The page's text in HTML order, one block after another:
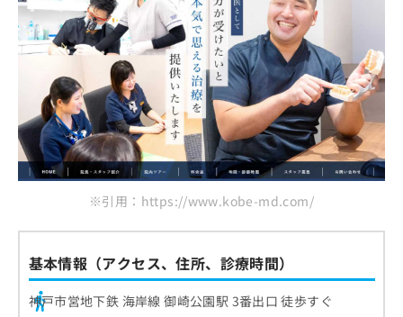
※引用：https://www.kobe-md.com/
基本情報（アクセス、住所、診療時間）
神戸市営地下鉄 海岸線 御崎公園駅 3番出口 徒歩すぐ